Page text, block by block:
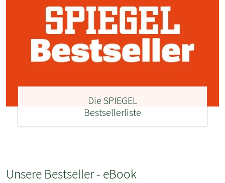
Die SPIEGEL
Bestsellerliste
Unsere Bestseller - eBook